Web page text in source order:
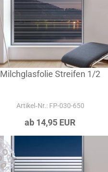
Milchglasfolie Streifen 1/2
Artikel‑Nr.: FP-030-650
ab 14,95 EUR